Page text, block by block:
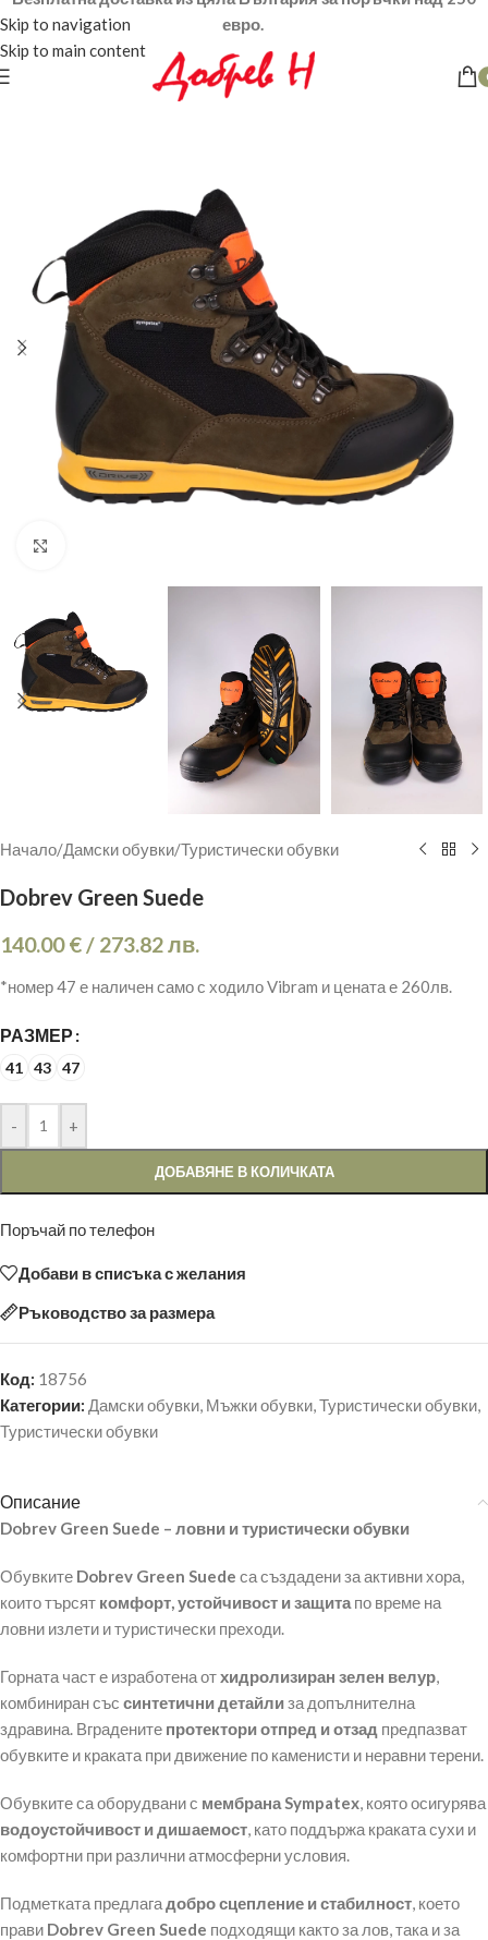
Skip to navigation
Skip to main content
евро.
Начало/Дамски обувки/Туристически обувки
Dobrev Green Suede
140.00€/ 273.82лв.
*номер 47 е наличен само с ходило Vibram и цената е 260лв.
РАЗМЕР
41 43 47
- +
ДОБАВЯНЕ В КОЛИЧКАТА
Поръчай по телефон
Добави в списъка с желания
Ръководство за размера
Код: 18756
Категории: Дамски обувки, Мъжки обувки,Туристически обувки,
Туристически обувки
Описание
Dobrev Green Suede – ловни и туристически обувки
Обувките Dobrev Green Suede са създадени за активни хора,
които търсят комфорт, устойчивост и защита по време на
ловни излети и туристически преходи.
Горната част е изработена отхидролизиран зелен велур,
комбиниран със синтетични детайлиза допълнителна
здравина. Вградените протектори отпред и отзад предпазват
обувките и краката при движение по каменисти и неравни терени.
Обувките са оборудвани с мембрана Sympatex, която осигурява
водоустойчивост и дишаемост, като поддържа краката сухи и
комфортни при различни атмосферни условия.
Подметката предлагадобро сцепление и стабилност, което
прави Dobrev Green Suede подходящи както за лов, така и за